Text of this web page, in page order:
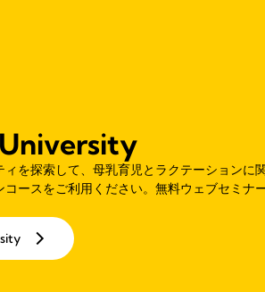
ィを探索して、母乳育児とラクテーションに
コースをご利用ください。無料ウェブセミナ